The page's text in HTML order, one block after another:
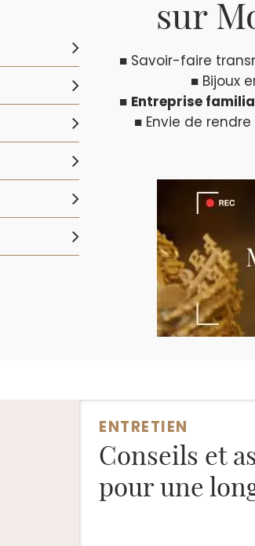
sur
■ Savoir-faire
■ Bijoux
■ Entreprise
■ Envie de rendre
ENTRETIEN
Conseils et
pour une